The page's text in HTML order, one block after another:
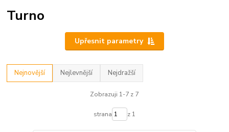
Turno
Upřesnit parametry
Nejnovější Nejlevnější Nejdražší
Zobrazuji 1-7 z 7
strana z 1